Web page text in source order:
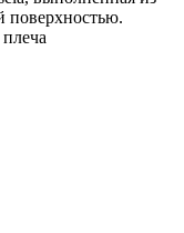
поверхностью.